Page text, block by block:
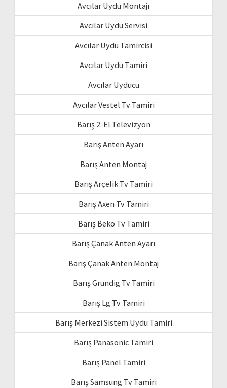
Avcılar Uydu Montajı
Avcılar Uydu Servisi
Avcılar Uydu Tamircisi
Avcılar Uydu Tamiri
Avcılar Uyducu
Avcılar Vestel Tv Tamiri
Barış 2. El Televizyon
Barış Anten Ayarı
Barış Anten Montaj
Barış Arçelik Tv Tamiri
Barış Axen Tv Tamiri
Barış Beko Tv Tamiri
Barış Çanak Anten Ayarı
Barış Çanak Anten Montaj
Barış Grundig Tv Tamiri
Barış Lg Tv Tamiri
Barış Merkezi Sistem Uydu Tamiri
Barış Panasonic Tamiri
Barış Panel Tamiri
Barış Samsung Tv Tamiri